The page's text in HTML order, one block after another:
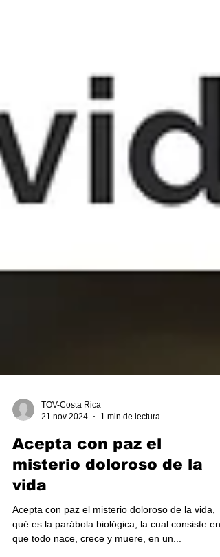
21 nov 2024
1 min de lectura
Acepta con paz el
misterio doloroso de la
vida
Acepta con paz el misterio doloroso de la vida,